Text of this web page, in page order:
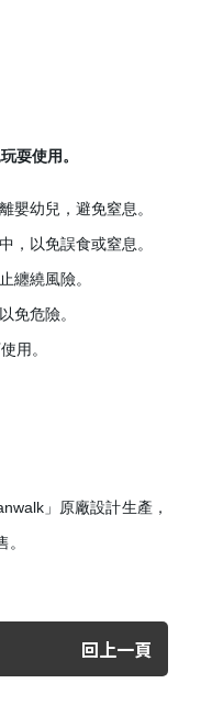
耍使用。
嬰幼兒，避免窒息。
，以免誤食或窒息。
纏繞風險。
免危險。
用。
」原廠設計生產，
回上一頁